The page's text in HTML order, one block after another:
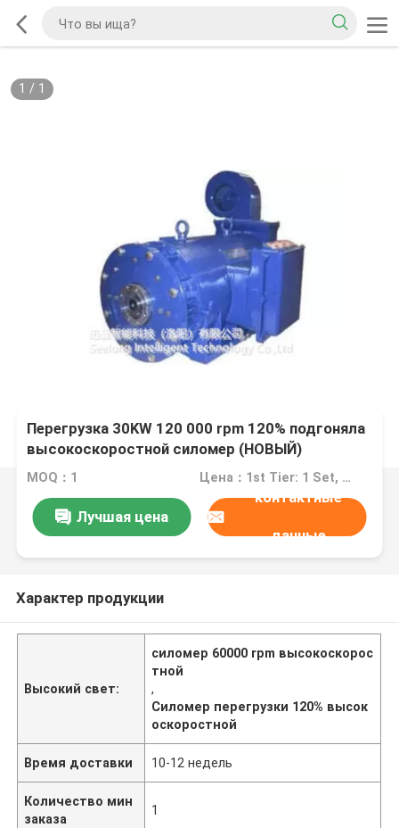
1 / 1
Перегрузка 30KW 120 000 rpm 120% подгоняла
высокоскоростной силомер (НОВЫЙ)
MOQ：1 Цена：1st Tier: 1 Set, Unit Price USD 3.00 2nd Tier: 2-5 Sets, Unit Price USD 2.00 3rd Tier: Over 5 Sets, Unit Price USD 1.00
Лучшая цена
контактные
данные
Характер продукции
Высокий свет:
силомер 60000 rpm высокоскорос
тной
,
Силомер перегрузки 120% высок
оскоростной
Время доставки 10-12 недель
Количество мин
заказа
1